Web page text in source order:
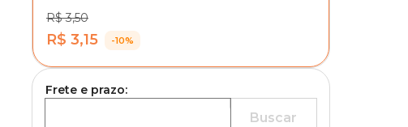
R$ 3,50
R$ 3,15 -10%
Frete e prazo:
Buscar